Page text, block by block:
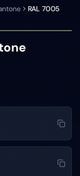
RAL 7005